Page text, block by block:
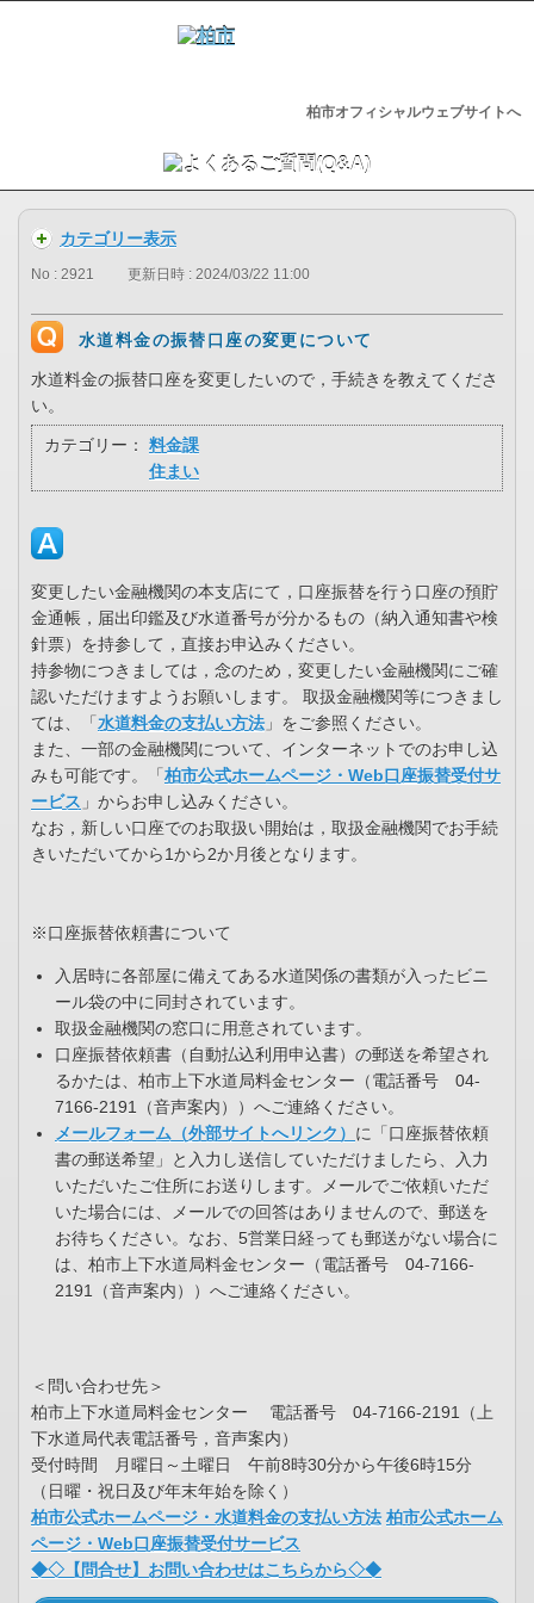
柏市オフィシャルウェブサイトへ
カテゴリー表示
No : 2921 更新日時 : 2024/03/22 11:00
水道料金の振替口座の変更について
水道料金の振替口座を変更したいので，手続きを教えてくださ
い。
カテゴリー：
料金課
住まい
変更したい金融機関の本支店にて，口座振替を行う口座の預貯
金通帳，届出印鑑及び水道番号が分かるもの（納入通知書や検
針票）を持参して，直接お申込みください。
持参物につきましては，念のため，変更したい金融機関にご確
認いただけますようお願いします。 取扱金融機関等につきまし
ては、「 水道料金の支払い方法 」をご参照ください。
また、一部の金融機関について、インターネットでのお申し込
みも可能です。「 柏市公式ホームページ・Web口座振替受付サ
ービス 」からお申し込みください。
なお，新しい口座でのお取扱い開始は，取扱金融機関でお手続
きいただいてから1から2か月後となります。
※口座振替依頼書について
入居時に各部屋に備えてある水道関係の書類が入ったビニ
ール袋の中に同封されています。
取扱金融機関の窓口に用意されています。
口座振替依頼書（自動払込利用申込書）の郵送を希望され
るかたは、柏市上下水道局料金センター（電話番号 04-
7166-2191（音声案内））へご連絡ください。
メールフォーム（外部サイトへリンク） に「口座振替依頼
書の郵送希望」と入力し送信していただけましたら、入力
いただいたご住所にお送りします。メールでご依頼いただ
いた場合には、メールでの回答はありませんので、郵送を
お待ちください。なお、5営業日経っても郵送がない場合に
は、柏市上下水道局料金センター（電話番号 04-7166-
2191（音声案内））へご連絡ください。
＜問い合わせ先＞
柏市上下水道局料金センター 電話番号 04-7166-2191（上
下水道局代表電話番号，音声案内）
受付時間 月曜日～土曜日 午前8時30分から午後6時15分
（日曜・祝日及び年末年始を除く）
柏市公式ホームページ・水道料金の支払い方法 柏市公式ホーム
ページ・Web口座振替受付サービス
◆◇【問合せ】お問い合わせはこちらから◇◆